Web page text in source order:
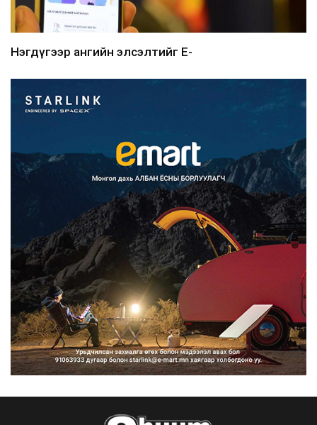
Нэгдүгээр ангийн элсэлтийг E-
Францад иргэд рүү зөвшөөрөлгүй
сурталчилгааны дууд...
2026/08/07
Нийтийн тээврийн Ч:19А чиглэлийн
замналд түр хугац...
2026/08/07